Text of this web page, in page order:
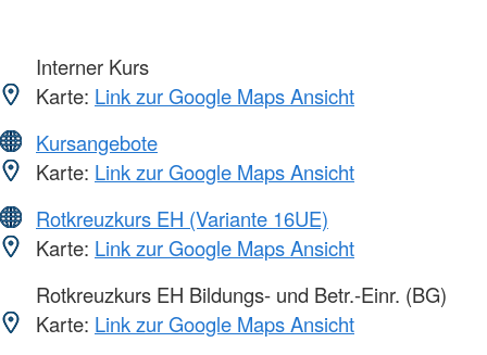
Interner Kurs
Karte: Link zur Google Maps Ansicht
Kursangebote
Karte: Link zur Google Maps Ansicht
Rotkreuzkurs EH (Variante 16UE)
Karte: Link zur Google Maps Ansicht
Rotkreuzkurs EH Bildungs- und Betr.-Einr. (BG)
Karte: Link zur Google Maps Ansicht